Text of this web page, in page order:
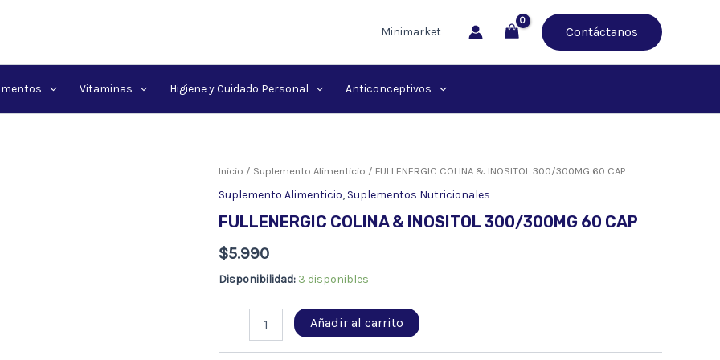
Minimarket Contáctanos
Vitaminas Higiene y Cuidado Personal Anticonceptivos
Inicio / Suplemento Alimenticio / FULLENERGIC COLINA & INOSITOL 300/300MG 60 CAP
Suplemento Alimenticio, Suplementos Nutricionales
FULLENERGIC COLINA & INOSITOL 300/300MG 60 CAP
$5.990
Disponibilidad: 3 disponibles
Añadir al carrito